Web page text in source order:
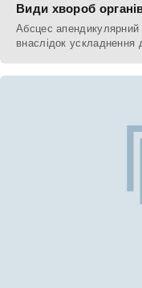
Види хвороб
Абсцес
внаслідок ускладнення